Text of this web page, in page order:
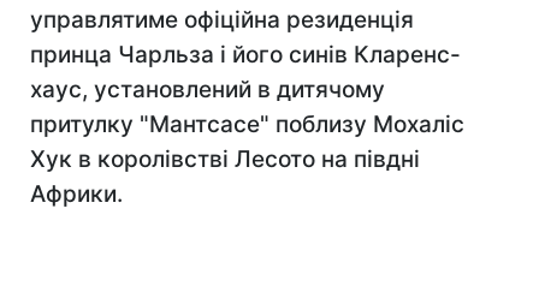
управлятиме офіційна резиденція
принца Чарльза і його синів Кларенс-
хаус, установлений в дитячому
притулку "Мантсасе" поблизу Мохаліс
Хук в королівстві Лесото на півдні
Африки.